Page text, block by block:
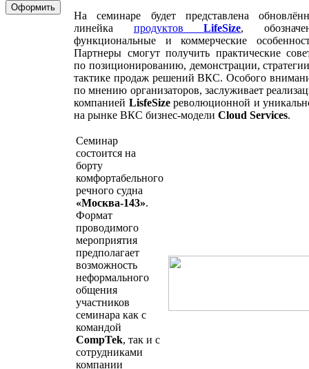
На семинаре будет представлена
линейка продуктовLifeSize,
функциональные и коммерческие
Партнеры смогут получить практические
по позиционированию, демонстрации,
тактике продаж решений ВКС. Особого
по мнению организаторов, заслуживает
компанией LisfeSizeреволюционной и
на рынке ВКС бизнес-модели Cloud Services.
Семинар
состоится на
борту
комфортабельного
речного судна
«Москва-143».
Формат
проводимого
мероприятия
предполагает
возможность
неформального
общения
участников
семинара как с
командой
CompTek, так и с
сотрудниками
компании